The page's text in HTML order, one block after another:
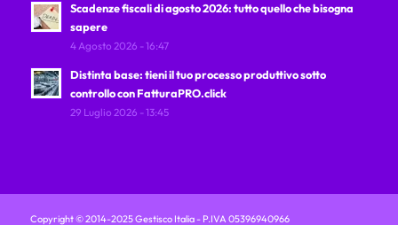
Scadenze fiscali di agosto 2026: tutto quello che bisogna
sapere
4 Agosto 2026 - 16:47
Distinta base: tieni il tuo processo produttivo sotto
controllo con FatturaPRO.click
29 Luglio 2026 - 13:45
Copyright © 2014-2025 Gestisco Italia - P.IVA 05396940966